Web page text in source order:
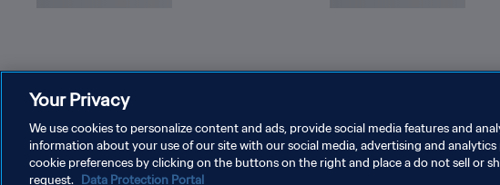
Your Privacy
We use cookies to personalize content and ads, provide social media features and
information about your use of our site with our social media, advertising and
cookie preferences by clicking on the buttons on the right and place a do not sell or
request. Data Protection Portal